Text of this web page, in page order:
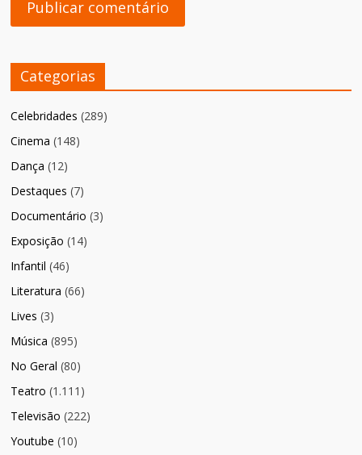
Categorias
Celebridades (289)
Cinema (148)
Dança (12)
Destaques (7)
Documentário (3)
Exposição (14)
Infantil (46)
Literatura (66)
Lives (3)
Música (895)
No Geral (80)
Teatro (1.111)
Televisão (222)
Youtube (10)